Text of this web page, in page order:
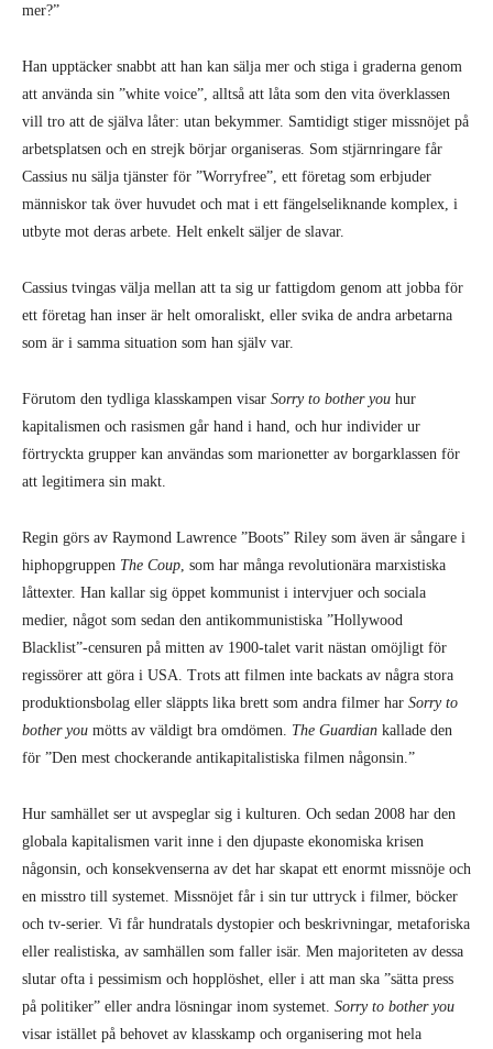
mer?”
Han upptäcker snabbt att han kan sälja mer och stiga i graderna genom
att använda sin ”white voice”, alltså att låta som den vita överklassen
vill tro att de själva låter: utan bekymmer. Samtidigt stiger missnöjet på
arbetsplatsen och en strejk börjar organiseras. Som stjärnringare får
Cassius nu sälja tjänster för ”Worryfree”, ett företag som erbjuder
människor tak över huvudet och mat i ett fängelseliknande komplex, i
utbyte mot deras arbete. Helt enkelt säljer de slavar.
Cassius tvingas välja mellan att ta sig ur fattigdom genom att jobba för
ett företag han inser är helt omoraliskt, eller svika de andra arbetarna
som är i samma situation som han själv var.
Förutom den tydliga klasskampen visar Sorry to bother you hur
kapitalismen och rasismen går hand i hand, och hur individer ur
förtryckta grupper kan användas som marionetter av borgarklassen för
att legitimera sin makt.
Regin görs av Raymond Lawrence ”Boots” Riley som även är sångare i
hiphopgruppen The Coup , som har många revolutionära marxistiska
låttexter. Han kallar sig öppet kommunist i intervjuer och sociala
medier, något som sedan den antikommunistiska ”Hollywood
Blacklist”-censuren på mitten av 1900-talet varit nästan omöjligt för
regissörer att göra i USA. Trots att filmen inte backats av några stora
produktionsbolag eller släppts lika brett som andra filmer har Sorry to
bother you mötts av väldigt bra omdömen. The Guardian kallade den
för ”Den mest chockerande antikapitalistiska filmen någonsin.”
Hur samhället ser ut avspeglar sig i kulturen. Och sedan 2008 har den
globala kapitalismen varit inne i den djupaste ekonomiska krisen
någonsin, och konsekvenserna av det har skapat ett enormt missnöje och
en misstro till systemet. Missnöjet får i sin tur uttryck i filmer, böcker
och tv-serier. Vi får hundratals dystopier och beskrivningar, metaforiska
eller realistiska, av samhällen som faller isär. Men majoriteten av dessa
slutar ofta i pessimism och hopplöshet, eller i att man ska ”sätta press
på politiker” eller andra lösningar inom systemet. Sorry to bother you
visar istället på behovet av klasskamp och organisering mot hela